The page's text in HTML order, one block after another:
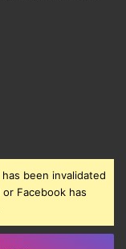
been invalidated
Facebook has